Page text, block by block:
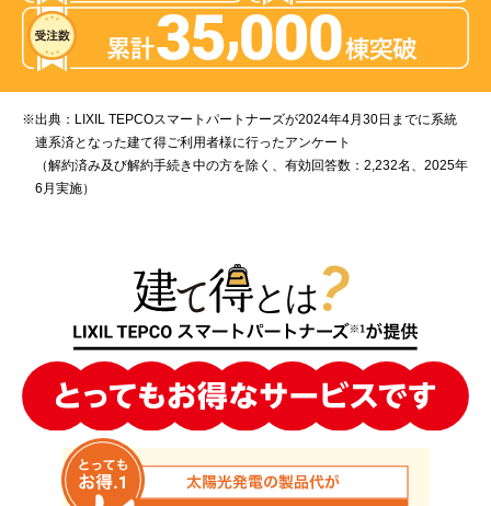
※出典：LIXIL TEPCOスマートパートナーズが2024年4月30日までに系統
連系済となった建て得ご利用者様に行ったアンケート
（解約済み及び解約手続き中の方を除く、有効回答数：2,232名、2025年
6月実施）